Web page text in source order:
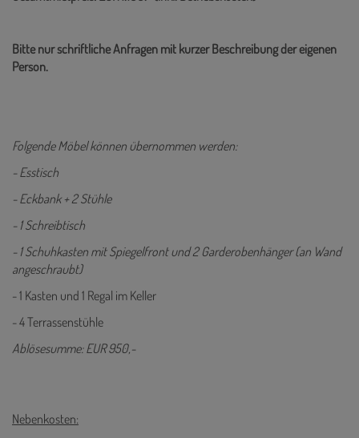
Bitte nur schriftliche Anfragen mit kurzer Beschreibung der eigenen
Person.
Folgende Möbel können übernommen werden:
- Esstisch
- Eckbank + 2 Stühle
- 1 Schreibtisch
- 1 Schuhkasten mit Spiegelfront und 2 Garderobenhänger (an Wand
angeschraubt)
- 1 Kasten und 1 Regal im Keller
- 4 Terrassenstühle
Ablösesumme: EUR 950,-
Nebenkosten: